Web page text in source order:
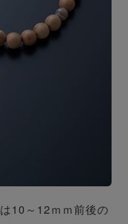
10～12ｍｍ前後の